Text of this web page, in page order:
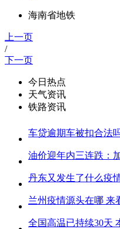
海南省地铁
上一页
/
下一页
今日热点
天气资讯
铁路资讯
车贷逾期车被扣合法
油价迎年内三连跌：
丹东又发生了什么疫
兰州疫情源头在哪 来
全国高温已持续30天